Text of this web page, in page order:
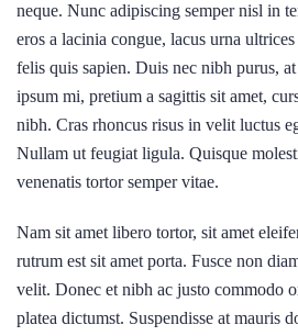
neque. Nunc adipiscing semper nisl in
eros a lacinia congue, lacus urna
felis quis sapien. Duis nec nibh purus,
ipsum mi, pretium a sagittis sit amet,
nibh. Cras rhoncus risus in velit luctus
Nullam ut feugiat ligula. Quisque
venenatis tortor semper vitae.
Nam sit amet libero tortor, sit amet
rutrum est sit amet porta. Fusce non
velit. Donec et nibh ac justo commodo
platea dictumst. Suspendisse at mauris